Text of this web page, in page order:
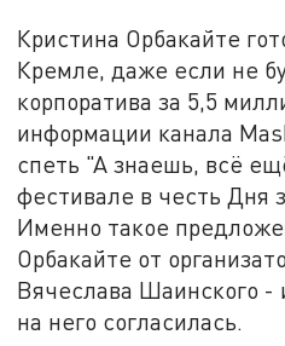
Кристина Орбакайте
Кремле, даже если не
корпоратива за 5,5
информации канала
спеть "А знаешь, всё
фестивале в честь Дня
Именно такое
Орбакайте от
Вячеслава Шаинского -
на него согласилась.